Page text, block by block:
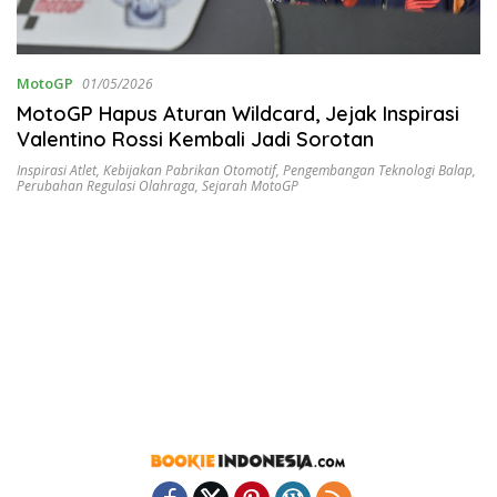
MotoGP 01/05/2026
MotoGP Hapus Aturan Wildcard, Jejak Inspirasi
Valentino Rossi Kembali Jadi Sorotan
Inspirasi Atlet, Kebijakan Pabrikan Otomotif, Pengembangan Teknologi Balap,
Perubahan Regulasi Olahraga, Sejarah MotoGP